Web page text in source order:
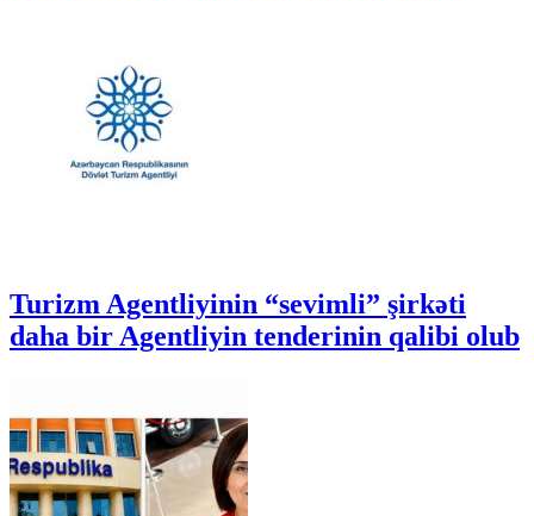
Turizm Agentliyinin “sevimli” şirkəti
daha bir Agentliyin tenderinin qalibi olub